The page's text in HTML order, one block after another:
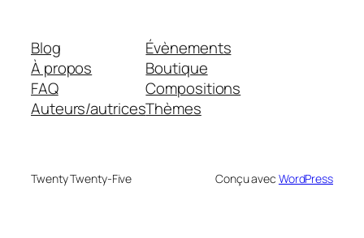
Blog
À propos
FAQ
Auteurs/autrices
Évènements
Boutique
Compositions
Thèmes
Twenty Twenty-Five Conçu avec WordPress